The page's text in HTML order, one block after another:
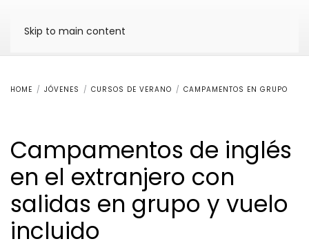
Skip to main content
HOME JÓVENES CURSOS DE VERANO CAMPAMENTOS EN GRUPO
Campamentos de inglés
en el extranjero con
salidas en grupo y vuelo
incluido